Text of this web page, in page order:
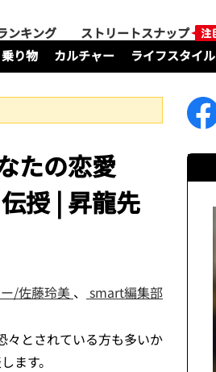
ンキング
ストリートスナップ
乗り物 カルチャー ライフスタイル
たの恋愛
授 | 昇龍先
/佐藤玲美 、 smart編集部
とされている方も多いか
ます。